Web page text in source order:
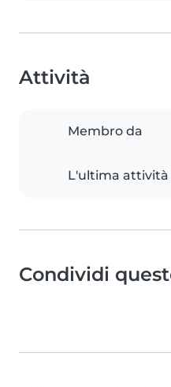
Attività
Membro da
L'ultima attività
Condividi